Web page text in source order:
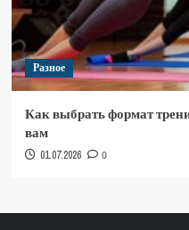
Разное
Как выбрать формат
вам
01.07.2026 0